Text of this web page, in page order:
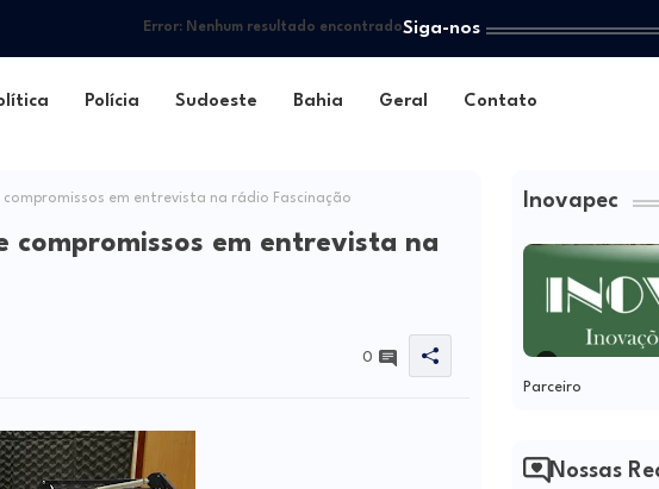
Error:Nenhum resultado encontradoSiga-nos
Polícia Sudoeste Bahia Geral Contato
em entrevista na rádio Fascinação
compromissos em entrevista na
0
Inovapec
Parceiro
Nossas